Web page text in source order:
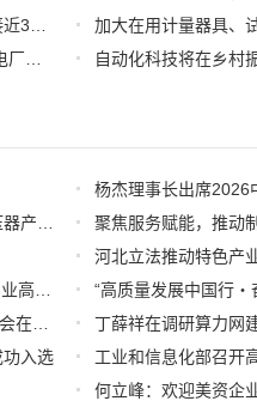
(1)
河北立法推动特色产
“高质量发展中国行
入选
工业和信息化部召开
何立峰：欢迎美资企